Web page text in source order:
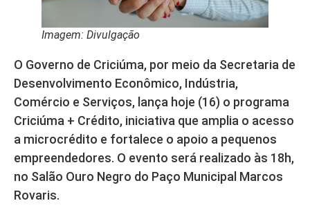
Imagem: Divulgação
O Governo de Criciúma, por meio da Secretaria de
Desenvolvimento Econômico, Indústria,
Comércio e Serviços, lança hoje (16) o programa
Criciúma + Crédito, iniciativa que amplia o acesso
a microcrédito e fortalece o apoio a pequenos
empreendedores. O evento será realizado às 18h,
no Salão Ouro Negro do Paço Municipal Marcos
Rovaris.